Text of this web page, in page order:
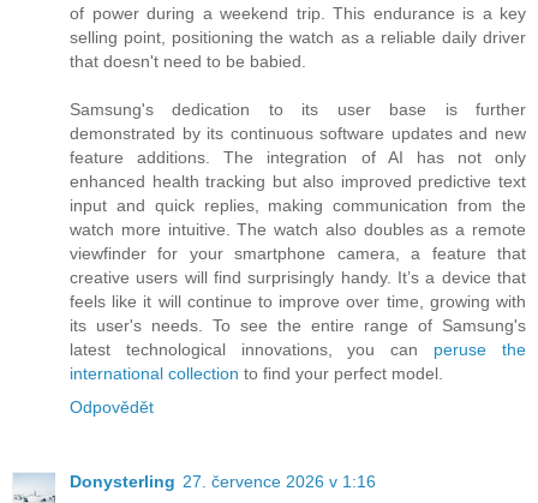
of power during a weekend trip. This endurance is a key
selling point, positioning the watch as a reliable daily driver
that doesn't need to be babied.
Samsung's dedication to its user base is further
demonstrated by its continuous software updates and new
feature additions. The integration of AI has not only
enhanced health tracking but also improved predictive text
input and quick replies, making communication from the
watch more intuitive. The watch also doubles as a remote
viewfinder for your smartphone camera, a feature that
creative users will find surprisingly handy. It’s a device that
feels like it will continue to improve over time, growing with
its user's needs. To see the entire range of Samsung's
latest technological innovations, you can peruse the
international collection to find your perfect model.
Odpovědět
Donysterling 27. července 2026 v 1:16